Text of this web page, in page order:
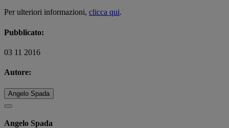
Per ulteriori informazioni, clicca qui.
Pubblicato:
03 11 2016
Autore:
Angelo Spada
Angelo Spada